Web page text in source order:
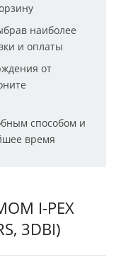
наиболее
и оплаты
от
способом и
время
I-PEX
3DBI)